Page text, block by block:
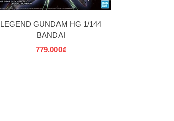
LEGEND GUNDAM HG 1/144
BANDAI
779.000₫